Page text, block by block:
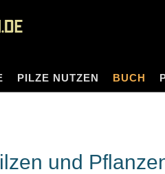
PILZE NUTZEN BUCH
und